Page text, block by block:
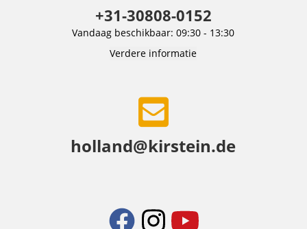
+31-30808-0152
Vandaag beschikbaar: 09:30 - 13:30
Verdere informatie
holland@kirstein.de